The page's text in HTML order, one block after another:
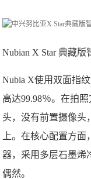
Nubian X Star 典藏版
Nubia X使用双面指
高达99.98％。在拍
头，没有前置摄像头
上。在核心配置方面
器，采用多层石墨烯
偶然。